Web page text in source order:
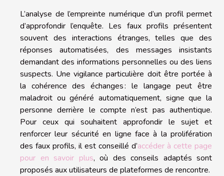
L’analyse de l’empreinte numérique d’un profil permet
d’approfondir l’enquête. Les faux profils présentent
souvent des interactions étranges, telles que des
réponses automatisées, des messages insistants
demandant des informations personnelles ou des liens
suspects. Une vigilance particulière doit être portée à
la cohérence des échanges : le langage peut être
maladroit ou généré automatiquement, signe que la
personne derrière le compte n’est pas authentique.
Pour ceux qui souhaitent approfondir le sujet et
renforcer leur sécurité en ligne face à la prolifération
des faux profils, il est conseillé d’accéder à cette page
pour en savoir plus, où des conseils adaptés sont
proposés aux utilisateurs de plateformes de rencontre.